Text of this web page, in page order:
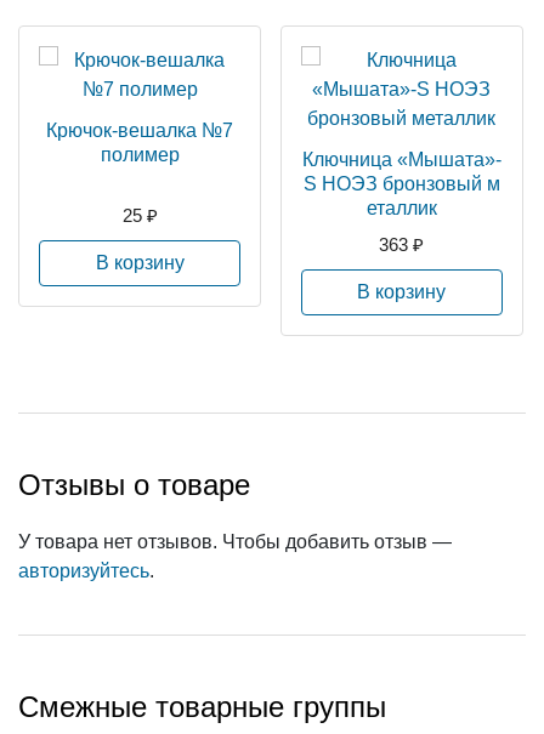
Крючок-вешалка №7
полимер
25 ₽
В корзину
Ключница «Мышата»-
S НОЭЗ бронзовый м
еталлик
363 ₽
В корзину
Отзывы о товаре
У товара нет отзывов. Чтобы добавить отзыв —
авторизуйтесь.
Смежные товарные группы